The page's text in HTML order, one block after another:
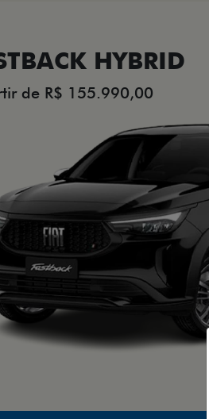
HYBRID
de R$ 155.990,00